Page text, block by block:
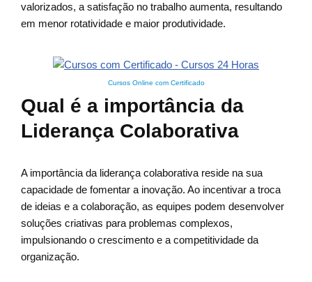
valorizados, a satisfação no trabalho aumenta, resultando
em menor rotatividade e maior produtividade.
Cursos Online com Certificado
Qual é a importância da
Liderança Colaborativa
A importância da liderança colaborativa reside na sua
capacidade de fomentar a inovação. Ao incentivar a troca
de ideias e a colaboração, as equipes podem desenvolver
soluções criativas para problemas complexos,
impulsionando o crescimento e a competitividade da
organização.